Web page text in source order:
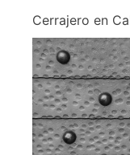
Cerrajero en